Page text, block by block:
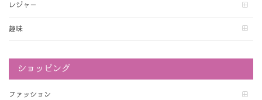
レジャー
趣味
ショッピング
ファッション